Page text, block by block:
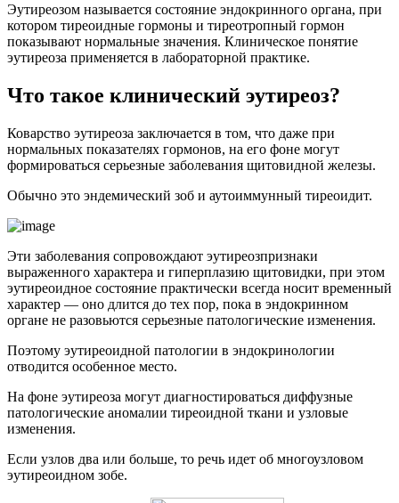
Эутиреозом называется состояние эндокринного органа, при
котором тиреоидные гормоны и тиреотропный гормон
показывают нормальные значения. Клиническое понятие
эутиреоза применяется в лабораторной практике.
Что такое клинический эутиреоз?
Коварство эутиреоза заключается в том, что даже при
нормальных показателях гормонов, на его фоне могут
формироваться серьезные заболевания щитовидной железы.
Обычно это эндемический зоб и аутоиммунный тиреоидит.
Эти заболевания сопровождают эутиреозпризнаки
выраженного характера и гиперплазию щитовидки, при этом
эутиреоидное состояние практически всегда носит временный
характер — оно длится до тех пор, пока в эндокринном
органе не разовьются серьезные патологические изменения.
Поэтому эутиреоидной патологии в эндокринологии
отводится особенное место.
На фоне эутиреоза могут диагностироваться диффузные
патологические аномалии тиреоидной ткани и узловые
изменения.
Если узлов два или больше, то речь идет об многоузловом
эутиреоидном зобе.